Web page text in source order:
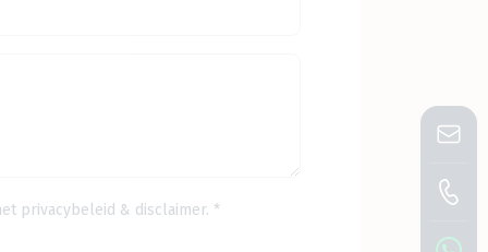
privacybeleid & disclaimer. *